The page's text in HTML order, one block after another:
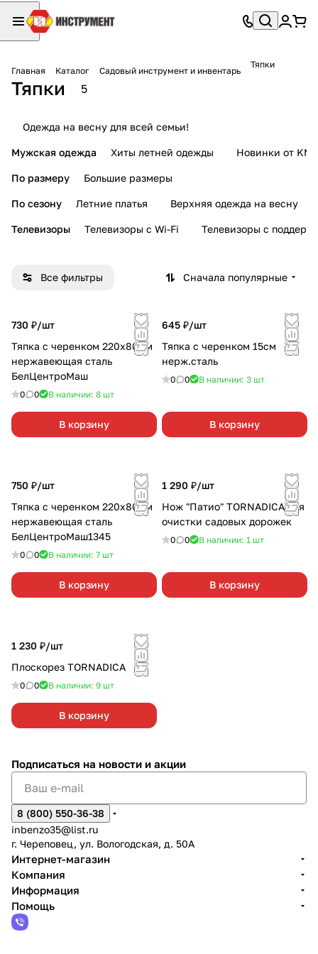
Главная Каталог Садовый инструмент и инвентарь
Тяпки
Тяпки 5
Одежда на весну для всей семьи!
Мужская одежда Хиты летней одежды Новинки от KMI
По размеру Большие размеры
По сезону Летние платья Верхняя одежда на весну
Телевизоры Телевизоры с Wi-Fi Телевизоры с
Все фильтры Сначала популярные
730 ₽/шт
Тяпка с черенком 220х80мм
нержавеющая сталь
БелЦентроМаш
0 0 В наличии: 8 шт
В корзину
645 ₽/шт
Тяпка с черенком 15см
нерж.сталь
0 0 В наличии: 3 шт
В корзину
750 ₽/шт
Тяпка с черенком 220х80мм
нержавеющая сталь
БелЦентроМаш1345
0 0 В наличии: 7 шт
В корзину
1 290 ₽/шт
Нож "Патио" TORNADICA для
очистки садовых дорожек
0 0 В наличии: 1 шт
В корзину
1 230 ₽/шт
Плоскорез TORNADICA
0 0 В наличии: 9 шт
В корзину
Подписаться на новости и акции
8 (800) 550-36-38
inbenzo35@list.ru
г. Череповец, ул. Вологодская, д. 50А
Интернет-магазин
Компания
Информация
Помощь